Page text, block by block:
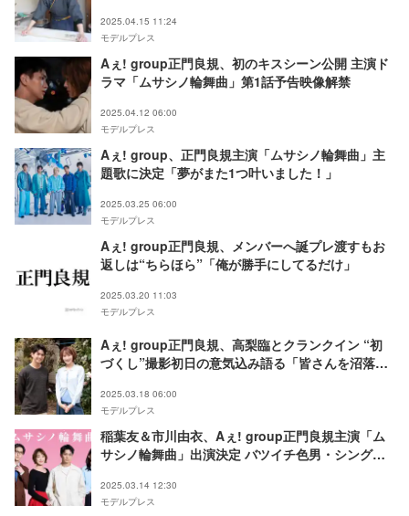
2025.04.15 11:24
モデルプレス
Aぇ! group正門良規、初のキスシーン公開 主演ド
ラマ「ムサシノ輪舞曲」第1話予告映像解禁
2025.04.12 06:00
モデルプレス
Aぇ! group、正門良規主演「ムサシノ輪舞曲」主
題歌に決定「夢がまた1つ叶いました！」
2025.03.25 06:00
モデルプレス
Aぇ! group正門良規、メンバーへ誕プレ渡すもお
返しは“ちらほら”「俺が勝手にしてるだけ」
2025.03.20 11:03
モデルプレス
Aぇ! group正門良規、高梨臨とクランクイン “初
づくし”撮影初日の意気込み語る「皆さんを沼落ち
2025.03.18 06:00
モデルプレス
稲葉友＆市川由衣、Aぇ! group正門良規主演「ム
サシノ輪舞曲」出演決定 バツイチ色男・シングル
2025.03.14 12:30
モデルプレス